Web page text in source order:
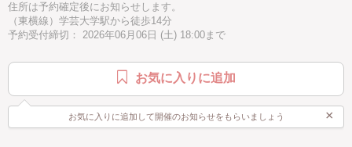
[オススメポイント]
・少人数制でゆっくり教えられます。
・初心者の方でも大丈夫です。
[是非知ってほしい]
住所は予約確定後にお知らせします。
（東横線）学芸大学駅から徒歩14分
予約受付締切： 2026年06月06日 (土) 18:00まで
お気に入りに追加
お気に入りに追加して開催のお知らせをもらいましょう ×